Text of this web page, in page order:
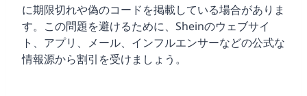
に期限切れや偽のコードを掲載している場合がありま
す。この問題を避けるために、Sheinのウェブサイ
ト、アプリ、メール、インフルエンサーなどの公式な
情報源から割引を受けましょう。